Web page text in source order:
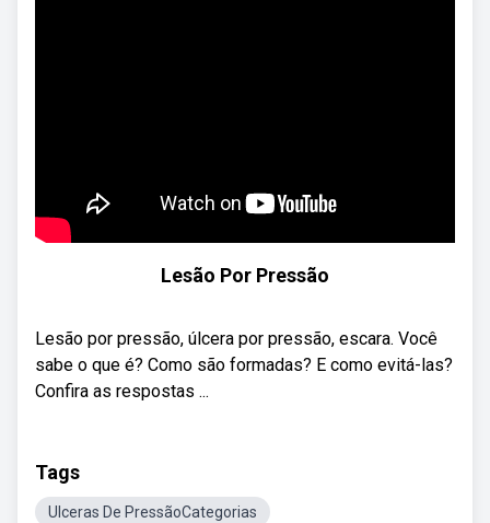
Lesão Por Pressão
Lesão por pressão, úlcera por pressão, escara. Você
sabe o que é? Como são formadas? E como evitá-las?
Confira as respostas ...
Tags
Ulceras De PressãoCategorias